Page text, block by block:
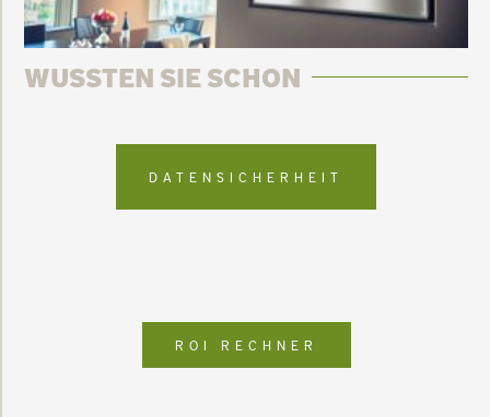
WUSSTEN SIE SCHON
DATENSICHERHEIT
ROI RECHNER